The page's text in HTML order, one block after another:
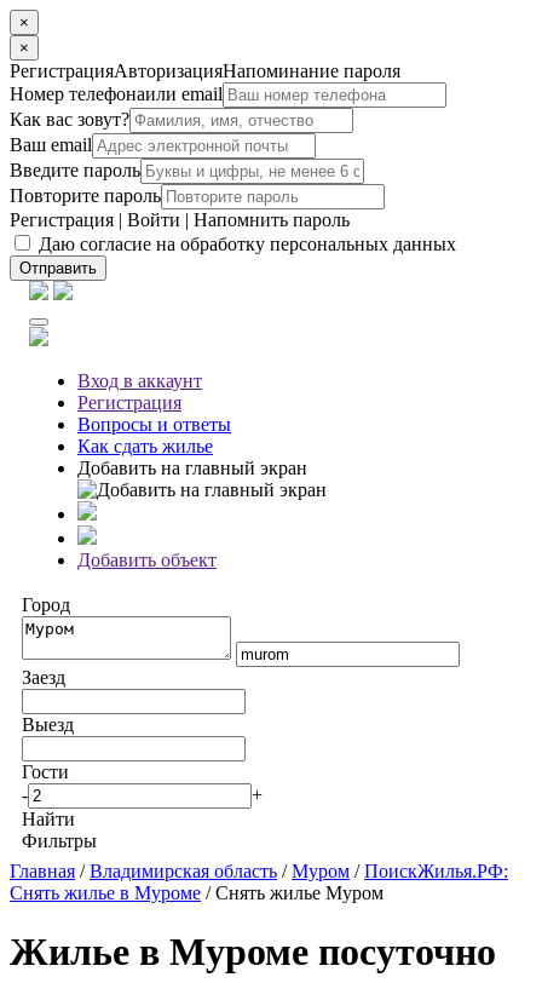
×
×
РегистрацияАвторизацияНапоминание пароля
Номер телефонаили email
Как вас зовут?
Ваш email
Введите пароль
Повторите пароль
Регистрация | Войти | Напомнить пароль
Даю согласие на обработку персональных данных
Отправить
Вход в аккаунт
Регистрация
Вопросы и ответы
Как сдать жилье
Добавить на главный экран
Добавить объект
Город
Заезд
Выезд
Гости
-
+
Найти
Фильтры
Главная /Владимирская область /Муром /ПоискЖилья.РФ:
Снять жилье в Муроме / Снять жилье Муром
Жилье в Муроме посуточно